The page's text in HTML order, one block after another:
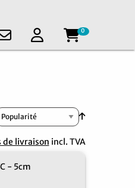
0
Par ordre
de livraison incl. TVA
- 5cm